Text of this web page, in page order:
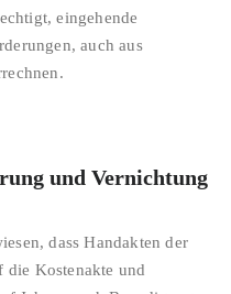
eingehende
auch aus
und Vernichtung
dass Handakten der
die Kostenakte und